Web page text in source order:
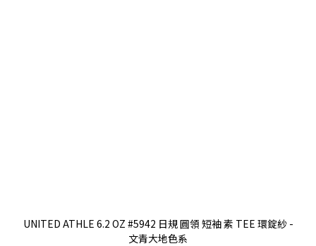
UNITED ATHLE 6.2 OZ #5942 日規 圓領 短袖 素 TEE 環錠紗 -
文青大地色系